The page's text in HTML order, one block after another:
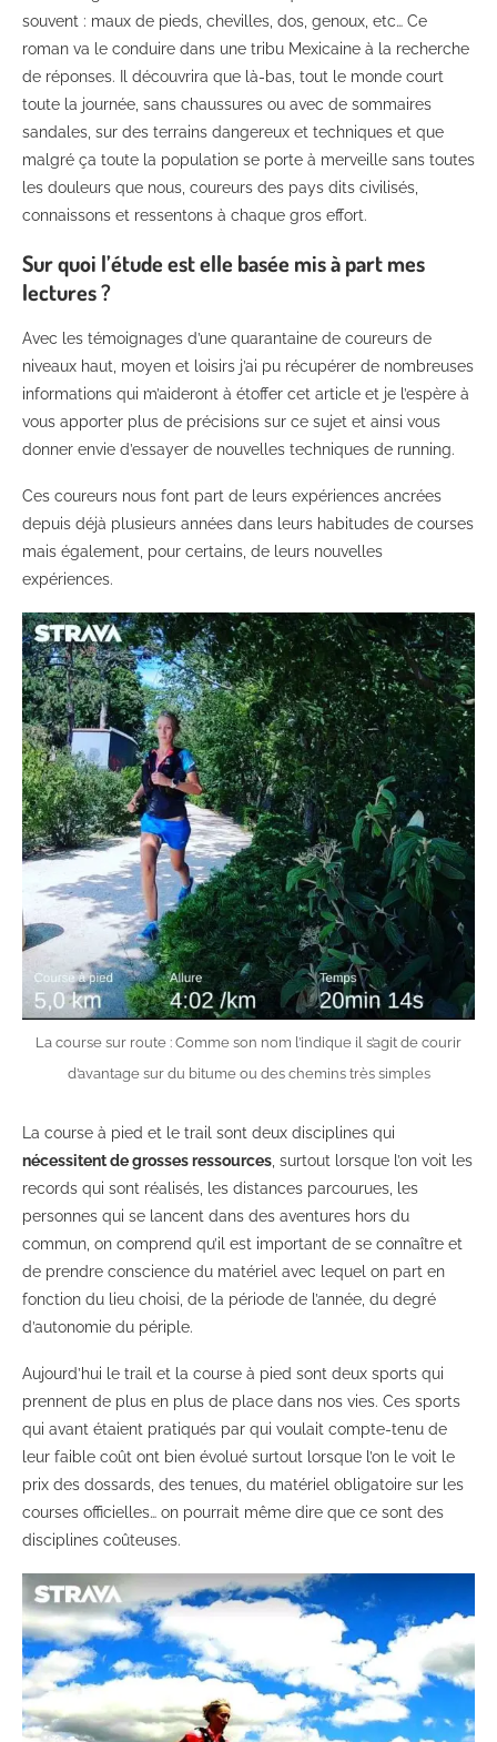
souvent : maux de pieds, chevilles, dos, genoux, etc… Ce
roman va le conduire dans une tribu Mexicaine à la recherche
de réponses. Il découvrira que là-bas, tout le monde court
toute la journée, sans chaussures ou avec de sommaires
sandales, sur des terrains dangereux et techniques et que
malgré ça toute la population se porte à merveille sans toutes
les douleurs que nous, coureurs des pays dits civilisés,
connaissons et ressentons à chaque gros effort.
Sur quoi l’étude est elle basée mis à part mes
lectures ?
Avec les témoignages d’une quarantaine de coureurs de
niveaux haut, moyen et loisirs j’ai pu récupérer de nombreuses
informations qui m’aideront à étoffer cet article et je l’espère à
vous apporter plus de précisions sur ce sujet et ainsi vous
donner envie d’essayer de nouvelles techniques de running.
Ces coureurs nous font part de leurs expériences ancrées
depuis déjà plusieurs années dans leurs habitudes de courses
mais également, pour certains, de leurs nouvelles
expériences.
La course sur route : Comme son nom l’indique il s’agit de courir
d’avantage sur du bitume ou des chemins très simples
La course à pied et le trail sont deux disciplines qui
nécessitent de grosses ressources , surtout lorsque l’on voit les
records qui sont réalisés, les distances parcourues, les
personnes qui se lancent dans des aventures hors du
commun, on comprend qu’il est important de se connaître et
de prendre conscience du matériel avec lequel on part en
fonction du lieu choisi, de la période de l’année, du degré
d’autonomie du périple.
Aujourd’hui le trail et la course à pied sont deux sports qui
prennent de plus en plus de place dans nos vies. Ces sports
qui avant étaient pratiqués par qui voulait compte-tenu de
leur faible coût ont bien évolué surtout lorsque l’on le voit le
prix des dossards, des tenues, du matériel obligatoire sur les
courses officielles… on pourrait même dire que ce sont des
disciplines coûteuses.